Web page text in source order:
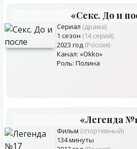
«Секс. До и
Сериал (драма)
1 сезон (14 серий)
2023 год (Россия)
Канал: «Okko»
Роль: Полина
«Легенда
Фильм (спортивный)
134 минуты